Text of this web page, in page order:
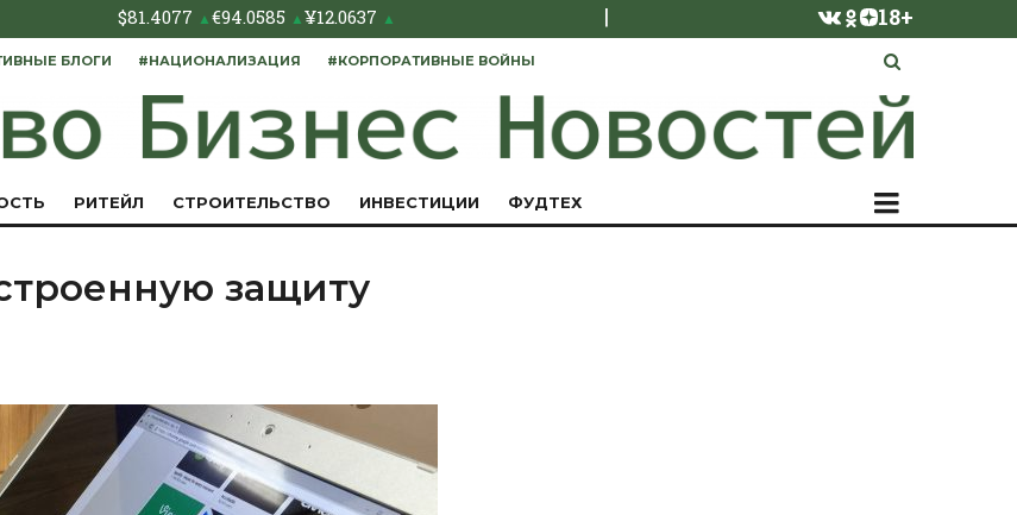
$81.4077 ▲€94.0585 ▲¥12.0637 ▲ | 18+
БЛОГИ #НАЦИОНАЛИЗАЦИЯ #КОРПОРАТИВНЫЕ ВОЙНЫ
РИТЕЙЛ СТРОИТЕЛЬСТВО ИНВЕСТИЦИИ ФУДТЕХ
защиту